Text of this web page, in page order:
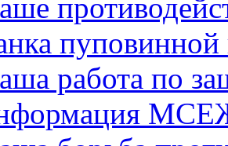
работа по